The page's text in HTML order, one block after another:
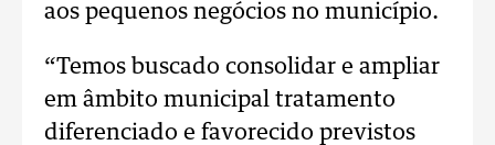
aos pequenos negócios no município.
“Temos buscado consolidar e ampliar
em âmbito municipal tratamento
diferenciado e favorecido previstos